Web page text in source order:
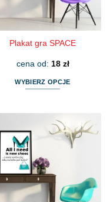
stronie
produktu
Plakat gra SPACE
cena od: 18 zł
WYBIERZ OPCJE
wiele
wariantów.
Opcje
można
wybrać
na